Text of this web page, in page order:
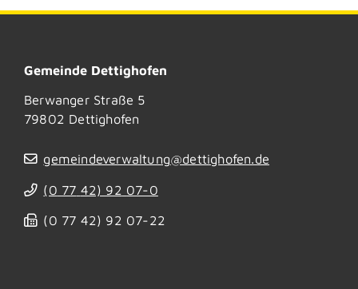
Gemeinde Dettighofen
Berwanger Straße 5
79802 Dettighofen
gemeindeverwaltung@dettighofen.de
(0 77 42) 92 07-0
(0 77 42) 92 07-22